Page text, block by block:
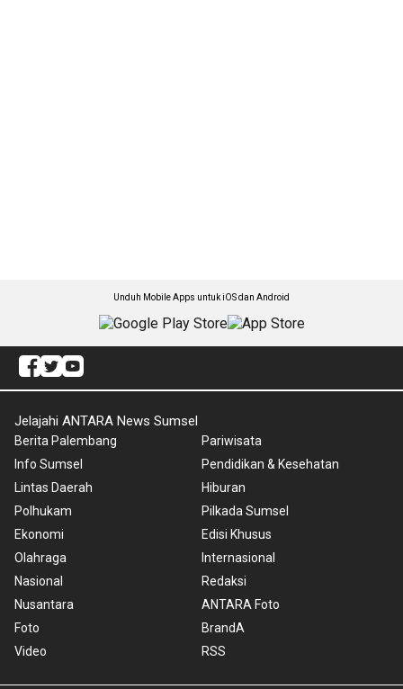
Unduh Mobile Apps untuk iOS dan Android
Jelajahi ANTARA News Sumsel
Berita Palembang
Info Sumsel
Lintas Daerah
Polhukam
Ekonomi
Olahraga
Nasional
Nusantara
Foto
Video
Pariwisata
Pendidikan & Kesehatan
Hiburan
Pilkada Sumsel
Edisi Khusus
Internasional
Redaksi
ANTARA Foto
BrandA
RSS